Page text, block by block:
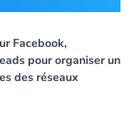
Facebook,
pour organiser un
des réseaux